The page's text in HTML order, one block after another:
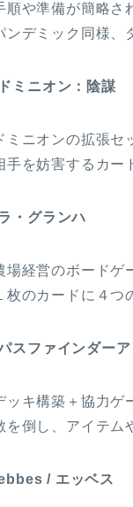
順や準備が簡略さ
ンデミック同様、
ミニオン：陰謀
ミニオンの拡張セ
手を妨害するカー
・グランハ
場経営のボードゲ
枚のカードに４つ
スファインダー
ッキ構築＋協力ゲ
を倒し、アイテム
/ エッベス